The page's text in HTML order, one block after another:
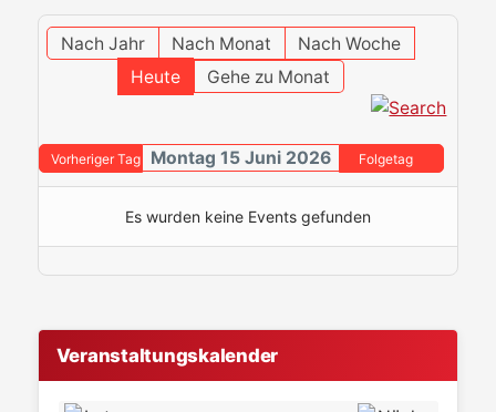
Nach Jahr Nach Monat
Nach Woche
Heute
Gehe zu Monat
Vorheriger Tag Montag 15 Juni 2026 Folgetag
Es wurden keine Events gefunden
Veranstaltungskalender